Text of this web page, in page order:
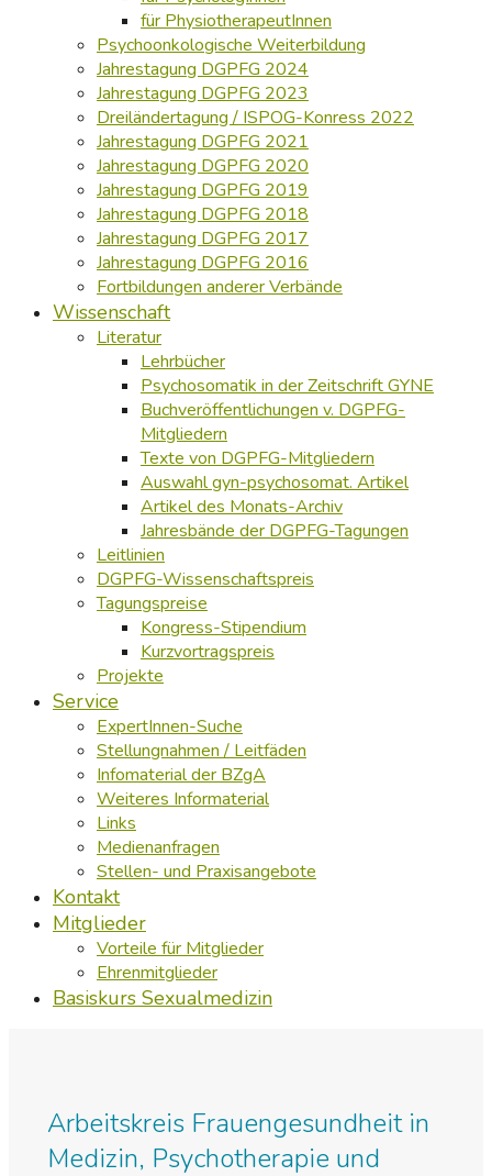
für PhysiotherapeutInnen
Psychoonkologische Weiterbildung
Jahrestagung DGPFG 2024
Jahrestagung DGPFG 2023
Dreiländertagung / ISPOG-Konress 2022
Jahrestagung DGPFG 2021
Jahrestagung DGPFG 2020
Jahrestagung DGPFG 2019
Jahrestagung DGPFG 2018
Jahrestagung DGPFG 2017
Jahrestagung DGPFG 2016
Fortbildungen anderer Verbände
Wissenschaft
Literatur
Lehrbücher
Psychosomatik in der Zeitschrift GYNE
Buchveröffentlichungen v. DGPFG-
Mitgliedern
Texte von DGPFG-Mitgliedern
Auswahl gyn-psychosomat. Artikel
Artikel des Monats-Archiv
Jahresbände der DGPFG-Tagungen
Leitlinien
DGPFG-Wissenschaftspreis
Tagungspreise
Kongress-Stipendium
Kurzvortragspreis
Projekte
Service
ExpertInnen-Suche
Stellungnahmen / Leitfäden
Infomaterial der BZgA
Weiteres Informaterial
Links
Medienanfragen
Stellen- und Praxisangebote
Kontakt
Mitglieder
Vorteile für Mitglieder
Ehrenmitglieder
Basiskurs Sexualmedizin
Arbeitskreis Frauengesundheit in
Medizin, Psychotherapie und